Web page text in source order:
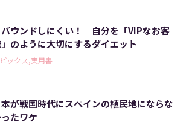
バウンドしにくい！ 自分を「VIPなお客
のように大切にするダイエット
ックス,実用書
本が戦国時代にスペインの植民地にならな
たワケ